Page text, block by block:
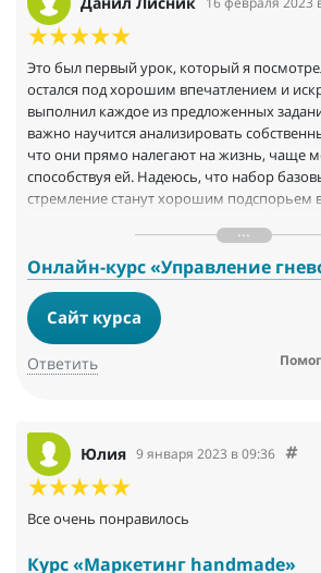
Это был первый урок, который я
остался под хорошим впечатлением и
выполнил каждое из предложенных
важно научится анализировать
что они прямо налегают на жизнь, чаще
способствуя ей. Надеюсь, что набор
стремление станут хорошим подспорьем
нрава. Спасибо !
Онлайн-курс «Управление
Сайт курса
Ответить
Юлия 9 января 2023 в 09:36
Все очень понравилось
Курс «Маркетинг handmade»